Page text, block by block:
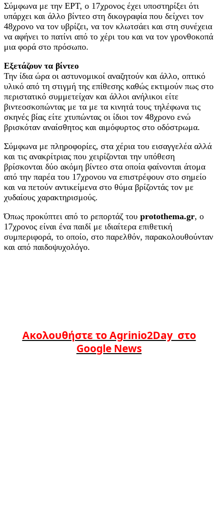
Σύμφωνα με την ΕΡΤ, ο 17χρονος έχει υποστηρίξει ότι
υπάρχει και άλλο βίντεο στη δικογραφία που δείχνει τον
48χρονο να τον υβρίζει, να τον κλωτσάει και στη συνέχεια
να αφήνει το πατίνι από το χέρι του και να τον γρονθοκοπά
μια φορά στο πρόσωπο.
Εξετάζουν τα βίντεο
Την ίδια ώρα οι αστυνομικοί αναζητούν και άλλο, οπτικό
υλικό από τη στιγμή της επίθεσης καθώς εκτιμούν πως στο
περιστατικό συμμετείχαν και άλλοι ανήλικοι είτε
βιντεοσκοπώντας με τα με τα κινητά τους τηλέφωνα τις
σκηνές βίας είτε χτυπώντας οι ίδιοι τον 48χρονο ενώ
βρισκόταν αναίσθητος και αιμόφυρτος στο οδόστρωμα.
Σύμφωνα με πληροφορίες, στα χέρια του εισαγγελέα αλλά
και τις ανακρίτριας που χειρίζονται την υπόθεση
βρίσκονται δύο ακόμη βίντεο στα οποία φαίνονται άτομα
από την παρέα του 17χρονου να επιστρέφουν στο σημείο
και να πετούν αντικείμενα στο θύμα βρίζοντάς τον με
χυδαίους χαρακτηρισμούς.
Όπως προκύπτει από το ρεπορτάζ του protothema.gr, ο
17χρονος είναι ένα παιδί με ιδιαίτερα επιθετική
συμπεριφορά, το οποίο, στο παρελθόν, παρακολουθούνταν
και από παιδοψυχολόγο.
Ακολουθήστε το Agrinio2Day στο
Google News